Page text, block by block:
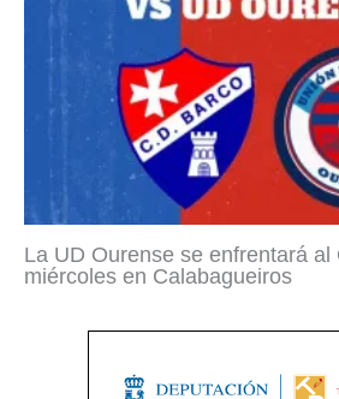
La UD Ourense se enfrentará al
miércoles en Calabagueiros